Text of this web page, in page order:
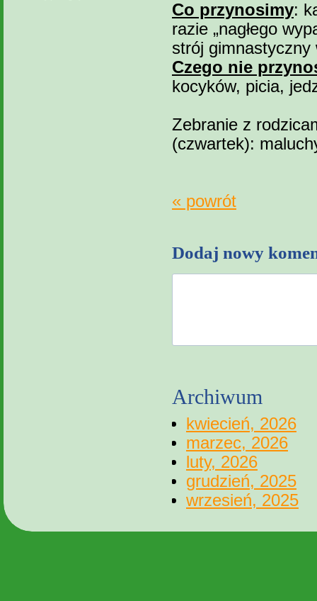
Co przynosimy:
razie „nagłego
strój
Czego nie
kocyków, picia,
Zebranie z
(czwartek):
« powrót
Dodaj nowy
Archiwum
kwiecień, 2026
marzec, 2026
luty, 2026
grudzień, 2025
wrzesień, 2025